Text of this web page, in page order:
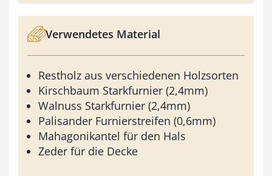
Verwendetes Material
Restholz aus verschiedenen Holzsorten
Kirschbaum Starkfurnier (2,4mm)
Walnuss Starkfurnier (2,4mm)
Palisander Furnierstreifen (0,6mm)
Mahagonikantel für den Hals
Zeder für die Decke